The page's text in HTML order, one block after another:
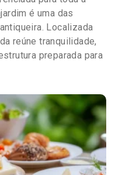
é uma das
Localizada
reúne tranquilidade,
preparada para